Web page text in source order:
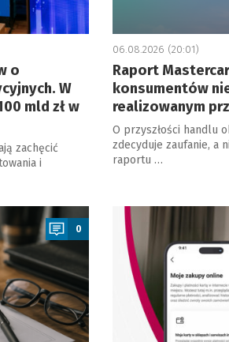
o
W
mld zł w
zachęcić
i
06.08.2026 (20:01)
Raport
konsumentów
realizowanym
O przyszłości handlu
zdecyduje zaufanie, a
raportu …
0